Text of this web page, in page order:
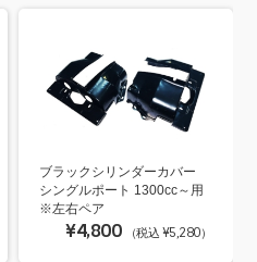
ブラックシリンダーカバー
シングルポート 1300cc～用
※左右ペア
¥4,800 （税込 ¥5,280）